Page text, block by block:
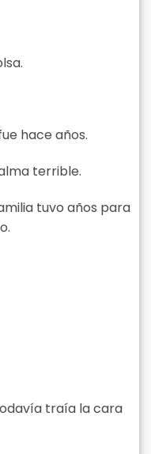
hace años.
terrible.
tuvo años para
traía la cara